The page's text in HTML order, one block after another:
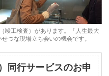
竣工検査）があります。「人生最大
つな現場立ち会いの機会です。
同行サービスのお申